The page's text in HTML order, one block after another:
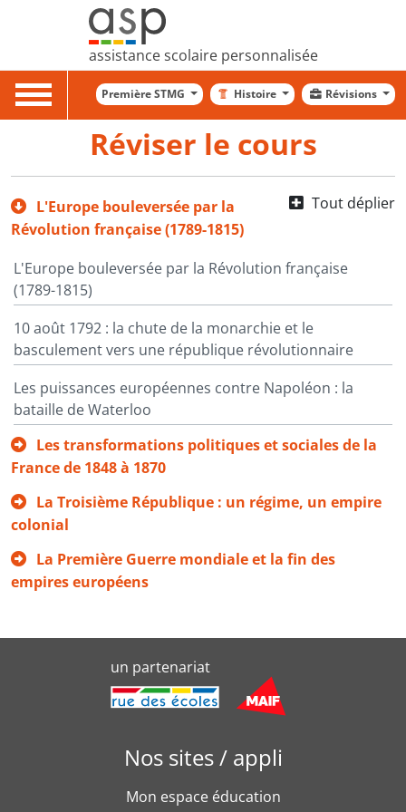
assistance scolaire personnalisée
Toggle
navigation
Première STMG Histoire Révisions
Réviser le cours
Tout déplier
L'Europe bouleversée par la
Révolution française (1789-1815)
L'Europe bouleversée par la Révolution française
(1789-1815)
10 août 1792 : la chute de la monarchie et le
basculement vers une république révolutionnaire
Les puissances européennes contre Napoléon : la
bataille de Waterloo
Les transformations politiques et sociales de la
France de 1848 à 1870
La Troisième République : un régime, un empire
colonial
La Première Guerre mondiale et la fin des
empires européens
un partenariat
Nos sites / appli
Mon espace éducation